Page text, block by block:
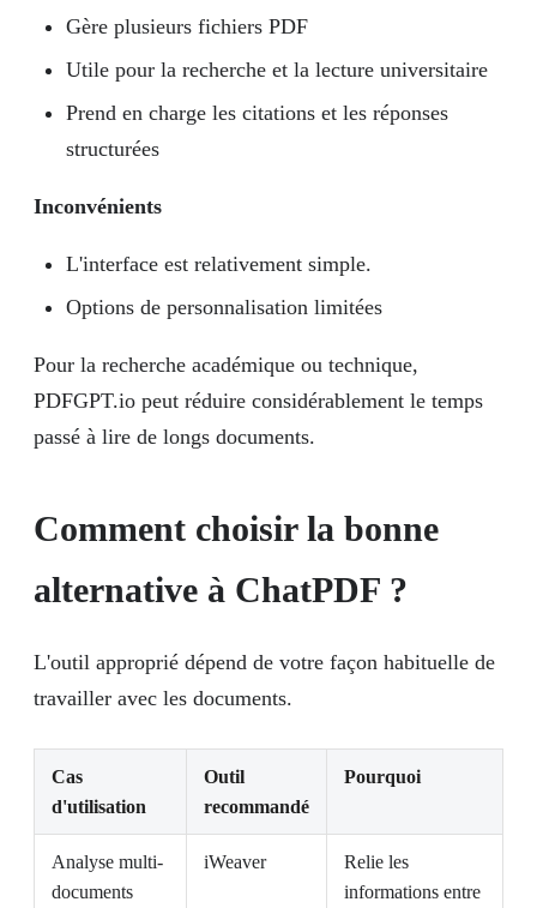
Gère plusieurs fichiers PDF
Utile pour la recherche et la lecture universitaire
Prend en charge les citations et les réponses
structurées
Inconvénients
L'interface est relativement simple.
Options de personnalisation limitées
Pour la recherche académique ou technique,
PDFGPT.io peut réduire considérablement le temps
passé à lire de longs documents.
Comment choisir la bonne
alternative à ChatPDF ?
L'outil approprié dépend de votre façon habituelle de
travailler avec les documents.
Cas
d'utilisation
Outil
recommandé
Pourquoi
Analyse multi-
documents
iWeaver
Relie les
informations entre